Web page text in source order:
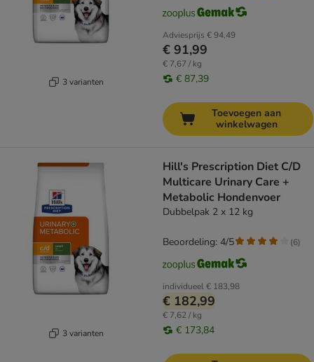
3 varianten
Adviesprijs € 94,49
€ 91,99
€ 7,67 / kg
€ 87,39
Toevoegen aan
winkelwagen
3 varianten
Hill's Prescription Diet C/D
Multicare Urinary Care +
Metabolic Hondenvoer
Dubbelpak 2 x 12 kg
individueel€ 183,98
€ 182,99
€ 7,62 / kg
€ 173,84
Beoordeling: 4/5 (6)